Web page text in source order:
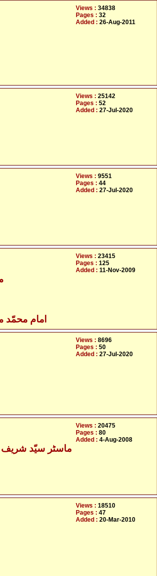
Views : 34838
Pages : 32
Added : 26-Aug-2011
Views : 25142
Pages : 52
Added : 27-Jul-2020
Views : 9551
Pages : 44
Added : 27-Jul-2020
- امام
Views : 23415
Pages : 125
Added : 11-Nov-2009
Views : 8696
Pages : 50
Added : 27-Jul-2020
- ماسٹر سیّد
Views : 20475
Pages : 80
Added : 4-Aug-2008
Views : 18510
Pages : 47
Added : 20-Mar-2010